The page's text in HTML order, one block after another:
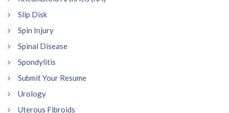
Slip Disk
Spin Injury
Spinal Disease
Spondylitis
Submit Your Resume
Urology
Uterous Fibroids